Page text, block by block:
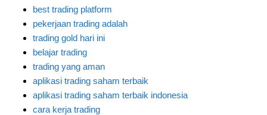
best trading platform
pekerjaan trading adalah
trading gold hari ini
belajar trading
trading yang aman
aplikasi trading saham terbaik
aplikasi trading saham terbaik indonesia
cara kerja trading